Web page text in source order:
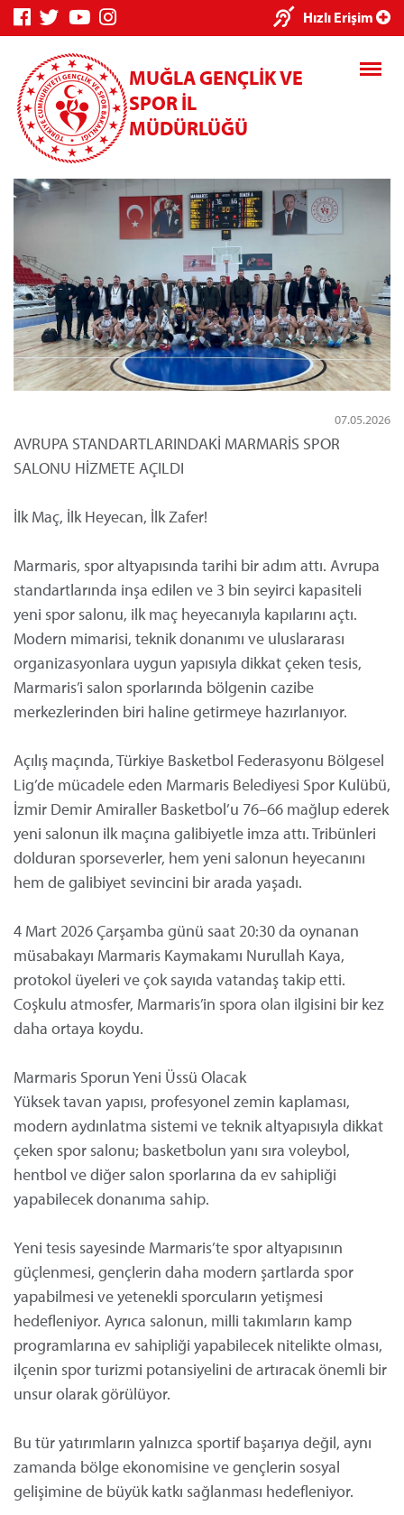
Hızlı Erişim
MUĞLA GENÇLİK VE
SPOR İL
MÜDÜRLÜĞÜ
07.05.2026
AVRUPA STANDARTLARINDAKİ MARMARİS SPOR
SALONU HİZMETE AÇILDI
İlk Maç, İlk Heyecan, İlk Zafer!
Marmaris, spor altyapısında tarihi bir adım attı. Avrupa
standartlarında inşa edilen ve 3 bin seyirci kapasiteli
yeni spor salonu, ilk maç heyecanıyla kapılarını açtı.
Modern mimarisi, teknik donanımı ve uluslararası
organizasyonlara uygun yapısıyla dikkat çeken tesis,
Marmaris’i salon sporlarında bölgenin cazibe
merkezlerinden biri haline getirmeye hazırlanıyor.
Açılış maçında, Türkiye Basketbol Federasyonu Bölgesel
Lig’de mücadele eden Marmaris Belediyesi Spor Kulübü,
İzmir Demir Amiraller Basketbol’u 76–66 mağlup ederek
yeni salonun ilk maçına galibiyetle imza attı. Tribünleri
dolduran sporseverler, hem yeni salonun heyecanını
hem de galibiyet sevincini bir arada yaşadı.
4 Mart 2026 Çarşamba günü saat 20:30 da oynanan
müsabakayı Marmaris Kaymakamı Nurullah Kaya,
protokol üyeleri ve çok sayıda vatandaş takip etti.
Coşkulu atmosfer, Marmaris’in spora olan ilgisini bir kez
daha ortaya koydu.
Marmaris Sporun Yeni Üssü Olacak
Yüksek tavan yapısı, profesyonel zemin kaplaması,
modern aydınlatma sistemi ve teknik altyapısıyla dikkat
çeken spor salonu; basketbolun yanı sıra voleybol,
hentbol ve diğer salon sporlarına da ev sahipliği
yapabilecek donanıma sahip.
Yeni tesis sayesinde Marmaris’te spor altyapısının
güçlenmesi, gençlerin daha modern şartlarda spor
yapabilmesi ve yetenekli sporcuların yetişmesi
hedefleniyor. Ayrıca salonun, milli takımların kamp
programlarına ev sahipliği yapabilecek nitelikte olması,
ilçenin spor turizmi potansiyelini de artıracak önemli bir
unsur olarak görülüyor.
Bu tür yatırımların yalnızca sportif başarıya değil, aynı
zamanda bölge ekonomisine ve gençlerin sosyal
gelişimine de büyük katkı sağlanması hedefleniyor.
×
Genç Bilgi
Sistemi
Spor Bilgi
Sistemi
Kredi/Yurt
İşlemleri
Kredi/Yurt E-
Ödeme